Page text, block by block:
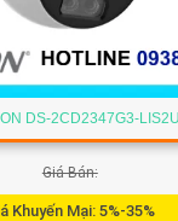
DS-2CD2347G3-
Giá Bán:
Khuyến Mại: 5%-35%